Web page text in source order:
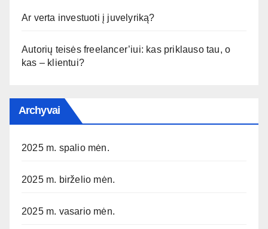
Ar verta investuoti į juvelyriką?
Autorių teisės freelancer’iui: kas priklauso tau, o
kas – klientui?
Archyvai
2025 m. spalio mėn.
2025 m. birželio mėn.
2025 m. vasario mėn.